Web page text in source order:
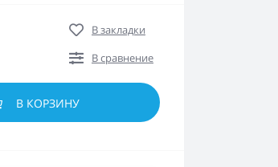
В закладки
В сравнение
В КОРЗИНУ